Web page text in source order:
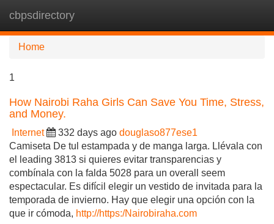
cbpsdirectory
Home
1
How Nairobi Raha Girls Can Save You Time, Stress,
and Money.
Internet 332 days ago douglaso877ese1
Camiseta De tul estampada y de manga larga. Llévala con
el leading 3813 si quieres evitar transparencias y
combínala con la falda 5028 para un overall seem
espectacular. Es difícil elegir un vestido de invitada para la
temporada de invierno. Hay que elegir una opción con la
que ir cómoda, http://https:/Nairobiraha.com